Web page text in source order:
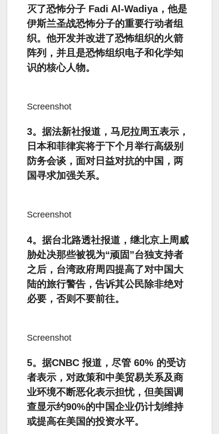
灭了恐怖分子 Fadi Al-Wadiya，他是
伊斯兰圣战恐怖分子的重要行动者组
织。他开发并改进了恐怖组织的火箭
阵列，并且是恐怖组织电子和化学知
识的核心人物。
Screenshot
3。据法新社报道，马尼拉周五表示，
日本和菲律宾将于下个月举行高级别
防务会谈，面对日益对抗的中国，两
国寻求加强关系。
Screenshot
4。据台北路透社报道，继北京上周威
胁处决那些被视为“顽固”台独支持者
之后，台湾政府周四提高了对中国大
陆的旅行警告，告诉其公民除非绝对
必要，否则不要前往。
Screenshot
5。据CNBC 报道，尽管 60% 的受访
者表示，对政策和中美贸易关系及商
业环境不断恶化表示担忧，但美国调
查显示约90%的中国企业仍计划维持
或提高在美国的投资水平。